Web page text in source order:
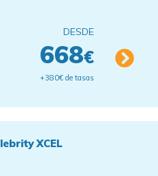
DESDE
668€
+380€ de tasas
XCEL